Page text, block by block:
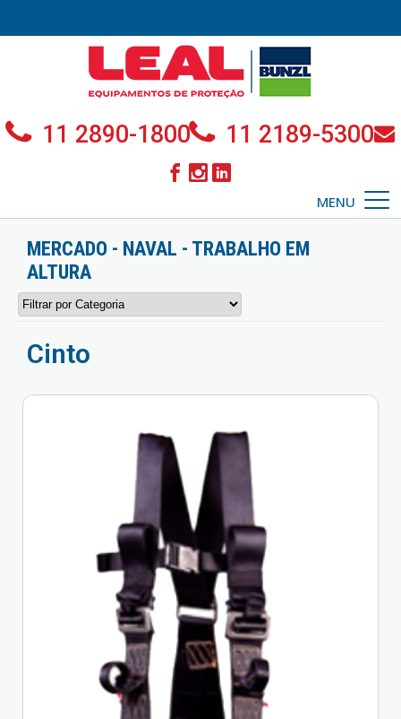
11 2890-1800 11 2189-5300
MENU
MERCADO - NAVAL - TRABALHO EM
ALTURA
Cinto